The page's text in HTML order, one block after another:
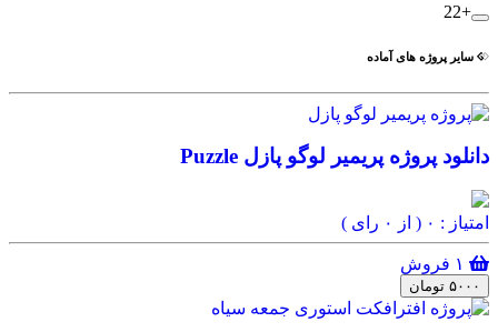
+22
سایر پروژه های آماده
دانلود پروژه پریمیر لوگو پازل Puzzle
امتیاز : ۰ ( از ۰ رای )
۵۰۰۰ تومان